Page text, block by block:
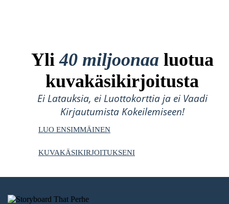
Yli40 miljoonaa luotua
kuvakäsikirjoitusta
Ei Latauksia, ei Luottokorttia ja ei Vaadi
Kirjautumista Kokeilemiseen!
LUO ENSIMMÄINEN
KUVAKÄSIKIRJOITUKSENI